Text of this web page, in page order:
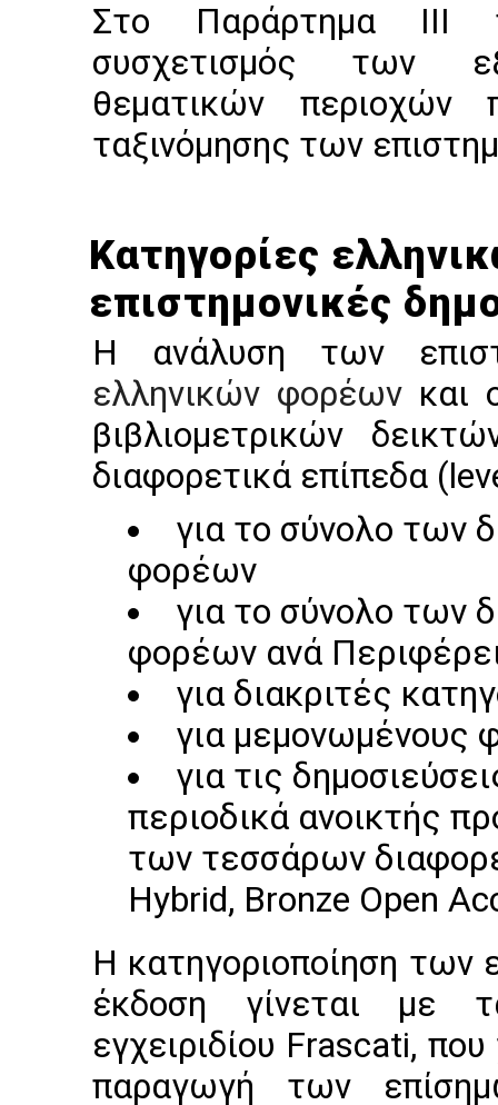
Στο Παράρτημα ΙΙΙ
συσχετισμός των
θεματικών περιοχών
ταξινόμησης των
Κατηγορίες
επιστημονικές
Η ανάλυση των
ελληνικών φορέων και
βιβλιομετρικών
διαφορετικά επίπεδα
για το σύνολο των
φορέων
για το σύνολο των
φορέων ανά
για διακριτές
για μεμονωμένους
για τις
περιοδικά ανοικτής
των τεσσάρων
Hybrid, Bronze Open
Η κατηγοριοποίηση των
έκδοση γίνεται με
εγχειριδίου Frascati,
παραγωγή των